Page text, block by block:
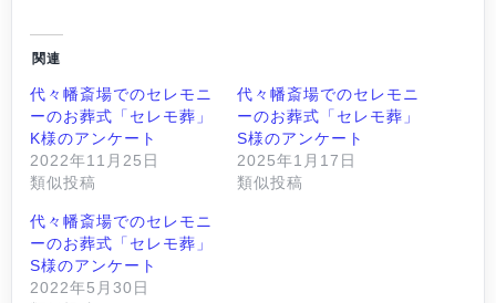
関連
代々幡斎場でのセレモニ
ーのお葬式「セレモ葬」
K様のアンケート
2022年11月25日
類似投稿
代々幡斎場でのセレモニ
ーのお葬式「セレモ葬」
S様のアンケート
2025年1月17日
類似投稿
代々幡斎場でのセレモニ
ーのお葬式「セレモ葬」
S様のアンケート
2022年5月30日